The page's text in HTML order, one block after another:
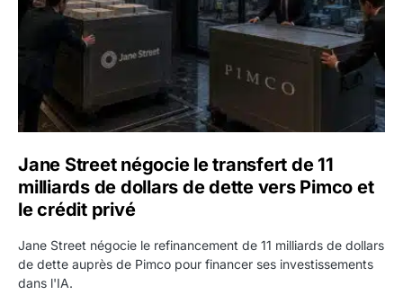
Jane Street négocie le transfert de 11
milliards de dollars de dette vers Pimco et
le crédit privé
Jane Street négocie le refinancement de 11 milliards de dollars
de dette auprès de Pimco pour financer ses investissements
dans l'IA.